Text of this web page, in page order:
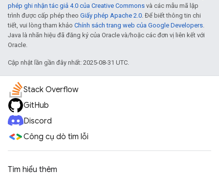
phép ghi nhận tác giả 4.0 của Creative Commons và các mẫu mã lập
trình được cấp phép theo Giấy phép Apache 2.0. Để biết thông tin chi
tiết, vui lòng tham khảo Chính sách trang web của Google Developers.
Java là nhãn hiệu đã đăng ký của Oracle và/hoặc các đơn vị liên kết với
Oracle.
Cập nhật lần gần đây nhất: 2025-08-31 UTC.
Stack Overflow
GitHub
Discord
Công cụ dò tìm lỗi
Tìm hiểu thêm